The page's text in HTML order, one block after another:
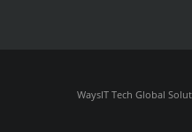
WaysIT Tech Global